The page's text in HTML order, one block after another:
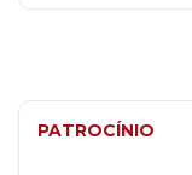
PATROCÍNIO